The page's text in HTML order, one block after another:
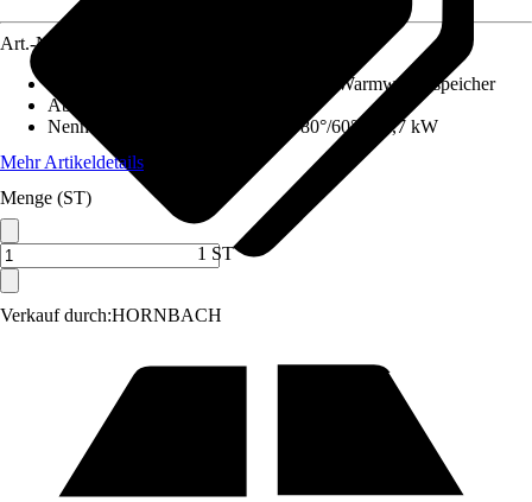
Verkauf durch:HORNBACH
Art.-Nr.
Set, Gas-Wandheizgerät, Warmwasserspeicher
Abgasanschluss
Nennwärmeleistung (Heizbetrieb 80°/60°)
19,7 kW
Mehr Artikeldetails
Menge (ST)
1 ST